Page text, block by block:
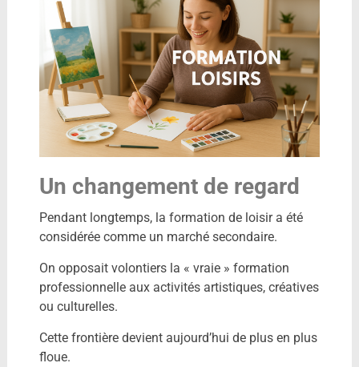
Un changement de regard
Pendant longtemps, la formation de loisir a été
considérée comme un marché secondaire.
On opposait volontiers la « vraie » formation
professionnelle aux activités artistiques, créatives
ou culturelles.
Cette frontière devient aujourd’hui de plus en plus
floue.